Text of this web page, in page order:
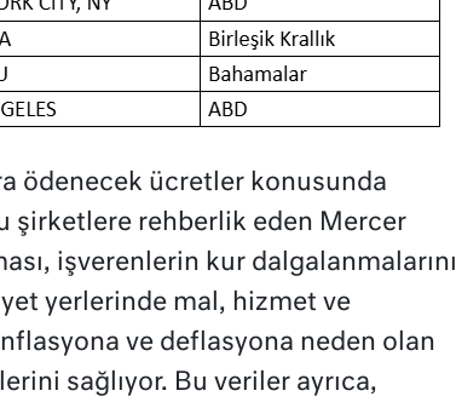
ödenecek ücretler konusunda
şirketlere rehberlik eden Mercer
işverenlerin kur dalgalanmalarını
yerlerinde mal, hizmet ve
ve deflasyona neden olan
sağlıyor. Bu veriler ayrıca,